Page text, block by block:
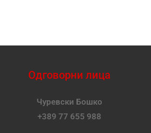
Одговорни лица
Чуревски Бошко
+389 77 655 988